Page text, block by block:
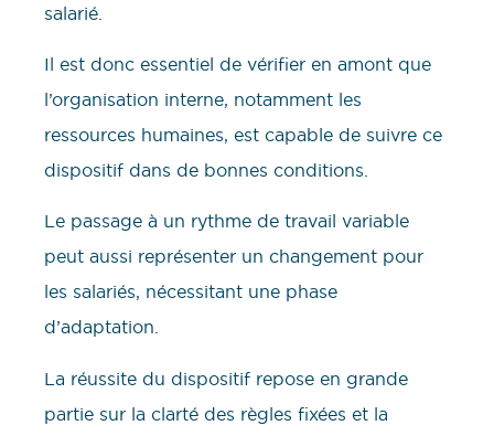
salarié.
Il est donc essentiel de vérifier en amont que
l’organisation interne, notamment les
ressources humaines, est capable de suivre ce
dispositif dans de bonnes conditions.
Le passage à un rythme de travail variable
peut aussi représenter un changement pour
les salariés, nécessitant une phase
d’adaptation.
La réussite du dispositif repose en grande
partie sur la clarté des règles fixées et la